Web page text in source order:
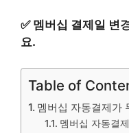
✅ 멤버십 결제일 변
요.
Table of
멤버십 자동결제가
멤버십 자동결